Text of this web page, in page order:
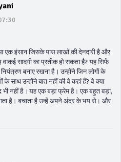
एक इंसान जिसके पास लाखों की देनदारी है और
सादगी का प्रतीक हो सकता है? यह सिर्फ
बनाए रखना है। उन्होंने जिन लोगों के
साथ उन्होंने बात नहीं की वे कहां हैं? वे क्या
नहीं है। यह एक बड़ा फ्रेम है। एक बहुत बड़ा,
है। बचाता है उन्हें अपने अंदर के भय से। और